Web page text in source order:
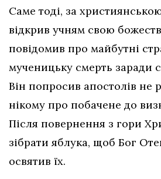
Саме тоді, за
відкрив учням свою
повідомив про майбутні
мученицьку смерть заради
Він попросив апостолів не
нікому про побачене до
Після повернення з гори
зібрати яблука, щоб Бог
освятив їх.